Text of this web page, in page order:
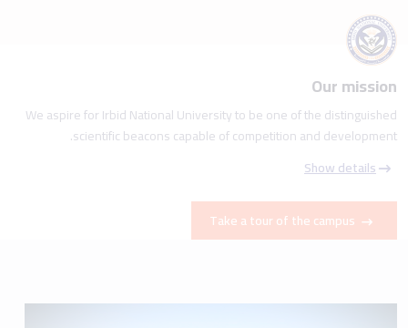
Our mission
We aspire for Irbid National University to be one of the distinguished
scientific beacons capable of competition and development.
Show details
Take a tour of the campus